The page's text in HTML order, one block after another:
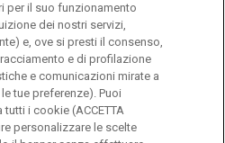
Cuore
Milano
per il suo funzionamento
dei nostri servizi,
e, ove si presti il consenso,
e di profilazione
e comunicazioni mirate a
tue preferenze). Puoi
i cookie (ACCETTA
personalizzare le scelte